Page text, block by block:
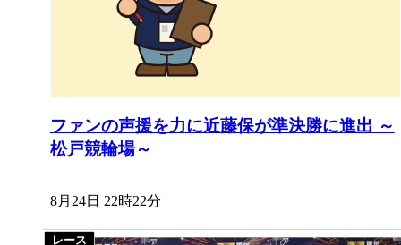
ファンの声援を力に近藤保が準決勝に進出 ～
松戸競輪場～
8月24日 22時22分